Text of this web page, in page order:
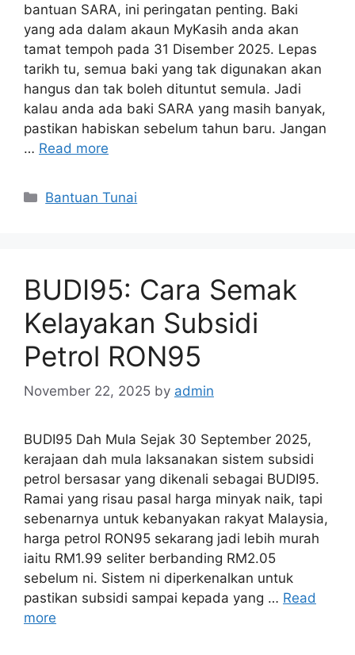
bantuan SARA, ini peringatan penting. Baki
yang ada dalam akaun MyKasih anda akan
tamat tempoh pada 31 Disember 2025. Lepas
tarikh tu, semua baki yang tak digunakan akan
hangus dan tak boleh dituntut semula. Jadi
kalau anda ada baki SARA yang masih banyak,
pastikan habiskan sebelum tahun baru. Jangan
… Read more
Categories
Bantuan Tunai
BUDI95: Cara Semak
Kelayakan Subsidi
Petrol RON95
November 22, 2025 by admin
BUDI95 Dah Mula Sejak 30 September 2025,
kerajaan dah mula laksanakan sistem subsidi
petrol bersasar yang dikenali sebagai BUDI95.
Ramai yang risau pasal harga minyak naik, tapi
sebenarnya untuk kebanyakan rakyat Malaysia,
harga petrol RON95 sekarang jadi lebih murah
iaitu RM1.99 seliter berbanding RM2.05
sebelum ni. Sistem ni diperkenalkan untuk
pastikan subsidi sampai kepada yang … Read
more